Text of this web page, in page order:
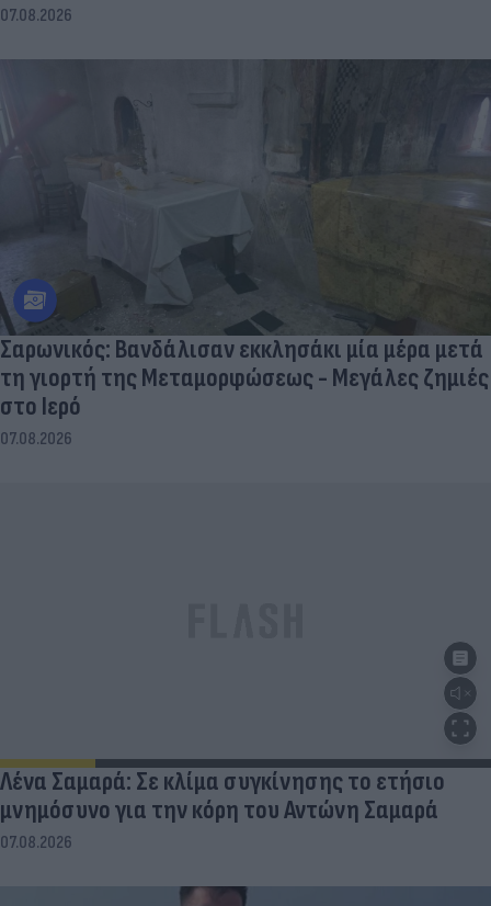
07.08.2026
Σαρωνικός: Βανδάλισαν εκκλησάκι μία μέρα μετά
τη γιορτή της Μεταμορφώσεως - Μεγάλες ζημιές
στο Ιερό
07.08.2026
Λένα Σαμαρά: Σε κλίμα συγκίνησης το ετήσιο
μνημόσυνο για την κόρη του Αντώνη Σαμαρά
07.08.2026